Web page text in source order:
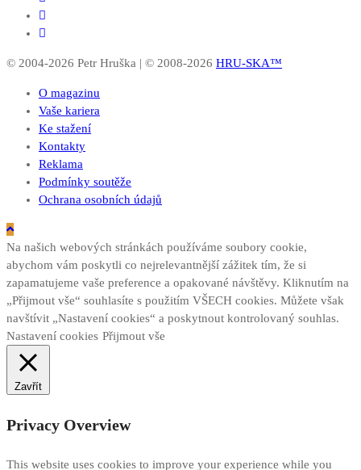
© 2004-2026 Petr Hruška | © 2008-2026 HRU-SKA™
O magazinu
Vaše kariera
Ke stažení
Kontakty
Reklama
Podmínky soutěže
Ochrana osobních údajů
Na našich webových stránkách používáme soubory cookie,
abychom vám poskytli co nejrelevantnější zážitek tím, že si
zapamatujeme vaše preference a opakované návštěvy. Kliknutím na
„Přijmout vše“ souhlasíte s použitím VŠECH cookies. Můžete však
navštívit „Nastavení cookies“ a poskytnout kontrolovaný souhlas.
Nastavení cookies Přijmout vše
Zavřít
Privacy Overview
This website uses cookies to improve your experience while you